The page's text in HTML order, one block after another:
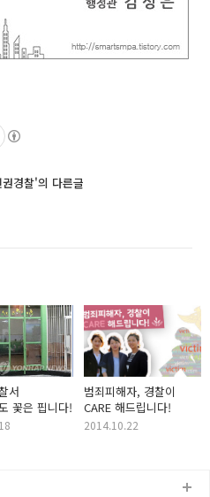
경찰'의 다른글
서
꽃은 핍니다!
범죄피해자, 경찰이
CARE 해드립니다!
2014.10.22